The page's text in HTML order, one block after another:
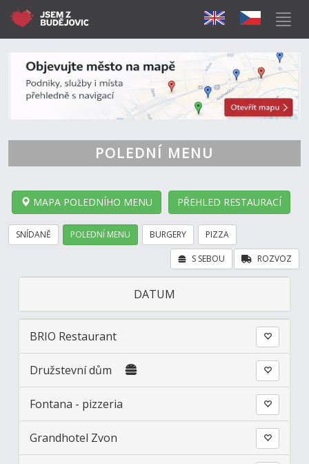
POLEDNÍ MENU
MAPA POLEDNÍHO MENU PŘEHLED RESTAURACÍ
SNÍDANĚ POLEDNÍ MENU BURGERY PIZZA
ROZVOZ
S SEBOU
DATUM
BRIO Restaurant
Družstevní dům
Fontana - pizzeria
Grandhotel Zvon